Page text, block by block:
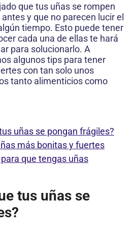
que tus uñas se rompen
y que no parecen lucir el
tiempo. Esto puede tener
cada una de ellas te hará
para solucionarlo. A
algunos tips para tener
con tan solo unos
tanto alimenticios como
uñas se pongan frágiles?
más bonitas y fuertes
que tengas uñas
tus uñas se